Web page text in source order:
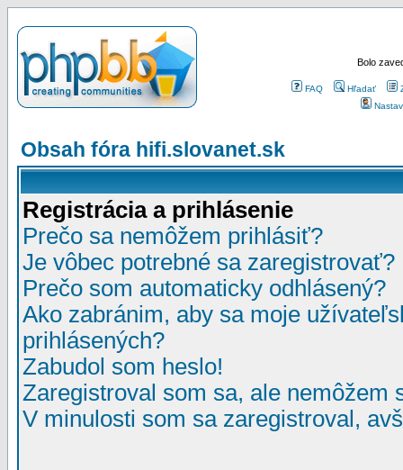
Bolo
FAQ Hľadať
Obsah fóra hifi.slovanet.sk
Registrácia a prihlásenie
Prečo sa nemôžem prihlásiť?
Je vôbec potrebné sa zaregistrovať?
Prečo som automaticky odhlásený?
Ako zabránim, aby sa moje
prihlásených?
Zabudol som heslo!
Zaregistroval som sa, ale nemôžem
V minulosti som sa zaregistroval,